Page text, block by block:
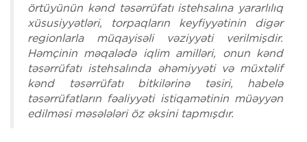
örtüyünün kənd təsərrüfatı istehsalına yararlılıq
xüsusiyyətləri, torpaqların keyfiyyətinin digər
regionlarla müqayisəli vəziyyəti verilmişdir.
Həmçinin məqalədə iqlim amilləri, onun kənd
təsərrüfatı istehsalında əhəmiyyəti və müxtəlif
kənd təsərrüfatı bitkilərinə təsiri, habelə
təsərrüfatların fəaliyyəti istiqamətinin müəyyən
edilməsi məsələləri öz əksini tapmışdır.